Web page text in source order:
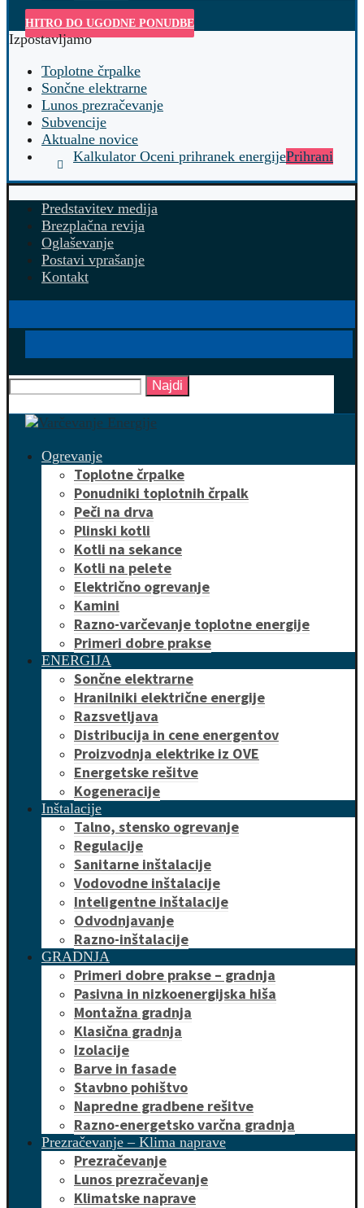
HITRO DO UGODNE PONUDBE
Izpostavljamo
Toplotne črpalke
Sončne elektrarne
Lunos prezračevanje
Subvencije
Aktualne novice
Kalkulator Oceni prihranek energijePrihrani
Predstavitev medija
Brezplačna revija
Oglaševanje
Postavi vprašanje
Kontakt
Najdi
Ogrevanje
Toplotne črpalke
Ponudniki toplotnih črpalk
Peči na drva
Plinski kotli
Kotli na sekance
Kotli na pelete
Električno ogrevanje
Kamini
Razno-varčevanje toplotne energije
Primeri dobre prakse
ENERGIJA
Sončne elektrarne
Hranilniki električne energije
Razsvetljava
Distribucija in cene energentov
Proizvodnja elektrike iz OVE
Energetske rešitve
Kogeneracije
Inštalacije
Talno, stensko ogrevanje
Regulacije
Sanitarne inštalacije
Vodovodne inštalacije
Inteligentne inštalacije
Odvodnjavanje
Razno-inštalacije
GRADNJA
Primeri dobre prakse – gradnja
Pasivna in nizkoenergijska hiša
Montažna gradnja
Klasična gradnja
Izolacije
Barve in fasade
Stavbno pohištvo
Napredne gradbene rešitve
Razno-energetsko varčna gradnja
Prezračevanje – Klima naprave
Prezračevanje
Lunos prezračevanje
Klimatske naprave